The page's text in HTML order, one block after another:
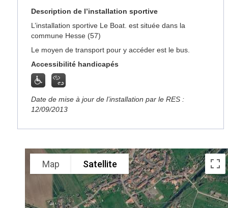
Description de l’installation sportive
L’installation sportive Le Boat. est située dans la
commune Hesse (57)
Le moyen de transport pour y accéder est le bus.
Accessibilité handicapés
Date de mise à jour de l’installation par le RES :
12/09/2013
Map Satellite